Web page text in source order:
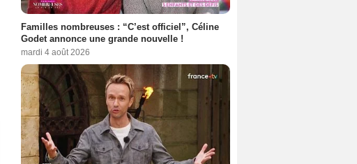
Familles nombreuses : “C’est officiel”, Céline
Godet annonce une grande nouvelle !
mardi 4 août 2026